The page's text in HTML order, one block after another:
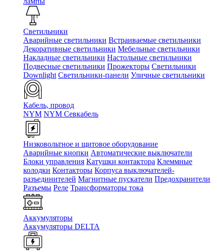
Светильники
Аварийные светильники Встраиваемые светильники
Декоративные светильники Мебельные светильники
Накладные светильники Настольные светильники
Подвесные светильники Прожекторы Светильники
Downlight Светильники-панели Уличные светильники
Кабель, провод
NYM NYM Севкабель
Низковольтное и щитовое оборудование
Аварийные кнопки Автоматические выключатели
Блоки управления Катушки контактора Клеммные
колодки Контакторы Корпуса выключателей-
разъединителей Магнитные пускатели Предохранители
Разъемы Реле Трансформаторы тока
Аккумуляторы
Аккумуляторы DELTA